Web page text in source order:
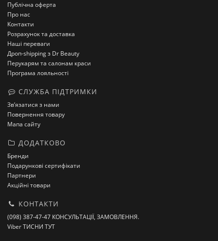
Публічна оферта
Про нас
Контакти
Розрахунок та доставка
Наші переваги
Дроп-shipping з Dr Beauty
Перукарям та салонам краси
Програма лояльності
СЛУЖБА ПІДТРИМКИ
Зв’язатися з нами
Повернення товару
Мапа сайту
ДОДАТКОВО
Бренди
Подарункові сертифікати
Партнери
Акційні товари
КОНТАКТИ
(098) 387-47-47 КОНСУЛЬТАЦІЇ, ЗАМОВЛЕННЯ.
Viber ТИСНИ ТУТ